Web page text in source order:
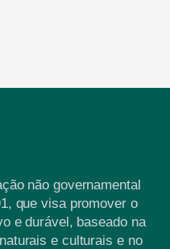
não governamental
que visa promover o
e durável, baseado na
e culturais e no